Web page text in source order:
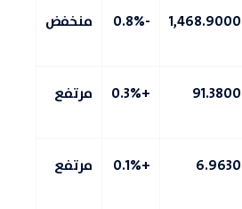
1,468.9000
-0.8% منخفض
91.3800
+0.3% مرتفع
6.9630
+0.1% مرتفع